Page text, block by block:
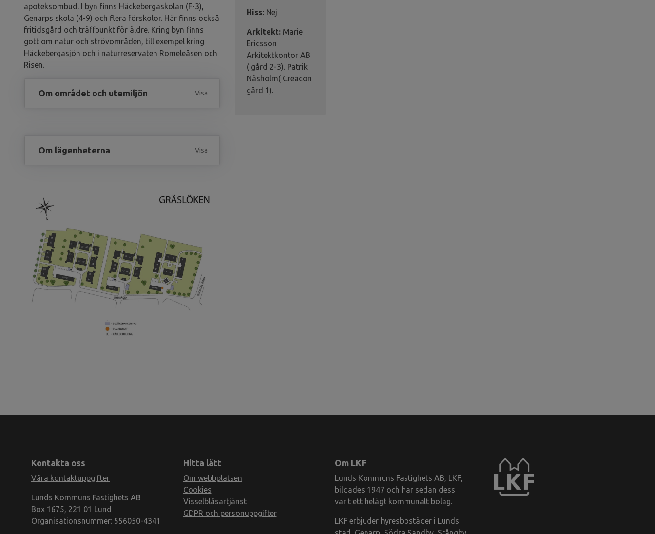
apoteksombud. I byn finns Häckebergaskolan (F-3),
Genarps skola (4-9) och flera förskolor. Här finns också
fritidsgård och träffpunkt för äldre. Kring byn finns
gott om natur och strövområden, till exempel kring
Häckebergasjön och i naturreservaten Romeleåsen och
Risen.
Om området och utemiljön Visa
Om lägenheterna Visa
Hiss: Nej
Arkitekt: Marie
Ericsson
Arkitektkontor AB
( gård 2-3). Patrik
Näsholm( Creacon
gård 1).
Kontakta oss
Våra kontaktuppgifter
Lunds Kommuns Fastighets AB
Box 1675, 221 01 Lund
Organisationsnummer: 556050-4341
Hitta lätt
Om webbplatsen
Cookies
Visselblåsartjänst
GDPR och personuppgifter
Om LKF
Lunds Kommuns Fastighets AB, LKF,
bildades 1947 och har sedan dess
varit ett helägt kommunalt bolag.
LKF erbjuder hyresbostäder i Lunds